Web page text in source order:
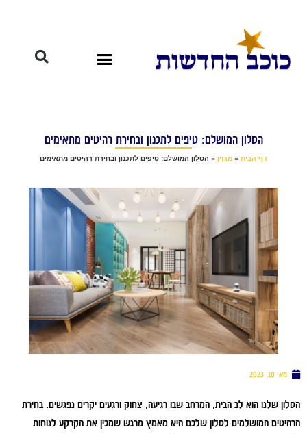
הסלון המושלם: טיפים לתכנון ובחירת רהיטים מתאימים
דף הבית » מגזין » הסלון המושלם: טיפים לתכנון ובחירת רהיטים מתאימים
מאי 10, 2023
הסלון שלנו הוא לב הבית, המרחב שבו רגיעה, צחוק ורגעים יקרים נפגשים. בחירת
הרהיטים המושלמים לסלון שלכם היא מאמץ מרגש שמכין את הקרקע לנוחות